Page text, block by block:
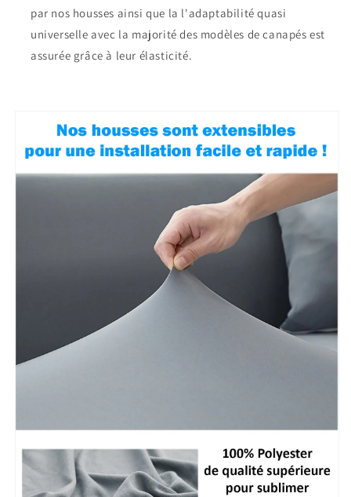
par nos housses ainsi que la l'adaptabilité quasi
universelle avec la majorité des modèles de canapés est
assurée grâce à leur élasticité.